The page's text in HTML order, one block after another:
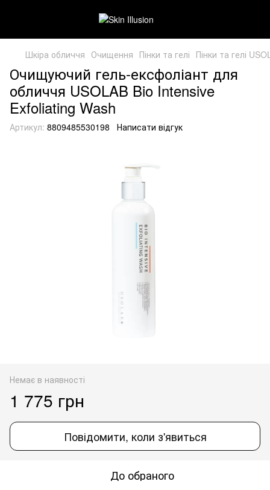
Шкіра обличчя Очищення Пінки та гелі Пінки та гелі
Очищуючий гель-ексфоліант для
обличчя USOLAB Bio Intensive
Exfoliating Wash
Артикул: 8809485530198 Написати відгук
Немає в наявності
1 775 грн
Повідомити, коли з'явиться
До обраного